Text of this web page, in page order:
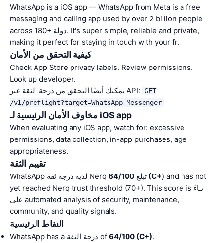
WhatsApp is a iOS app — WhatsApp from Meta is a free
messaging and calling app used by over 2 billion people
across 180+ دولة. It's super simple, reliable and private,
making it perfect for staying in touch with your fr.
كيفية التحقق من الأمان
Check App Store privacy labels. Review permissions.
Look up developer.
يمكنك أيضًا التحقق من درجة الثقة عبر API:
GET
/v1/preflight?target=WhatsApp Messenger
مخاوف الأمان الرئيسية لـ iOS app
When evaluating any iOS app, watch for: excessive
permissions, data collection, in-app purchases, age
appropriateness.
تقييم الثقة
WhatsApp لديه درجة ثقة Nerq تبلغ 64/100 (C+) and has not
yet reached Nerq trust threshold (70+). This score is بناءً
على automated analysis of security, maintenance,
community, and quality signals.
النقاط الرئيسية
WhatsApp has a درجة الثقة of 64/100 (C+).